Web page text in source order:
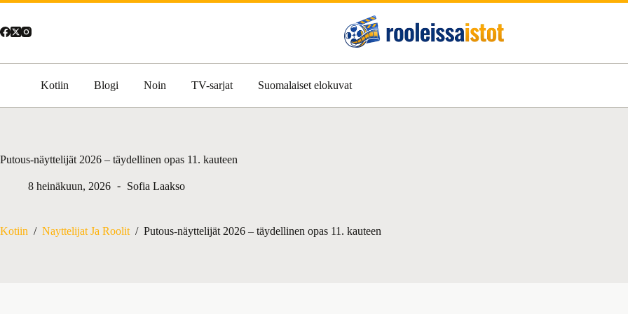
Skip
content
Kotiin Blogi Noin TV-sarjat Suomalaiset elokuvat
Putous-näyttelijät 2026 – täydellinen opas 11. kauteen
8 heinäkuun, 2026 Sofia Laakso
Kotiin / Nayttelijat Ja Roolit / Putous-näyttelijät 2026 – täydellinen opas 11. kauteen